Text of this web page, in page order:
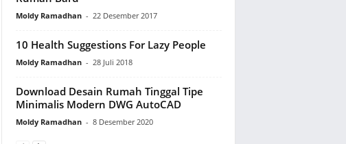
Moldy Ramadhan - 22 Desember 2017
10 Health Suggestions For Lazy People
Moldy Ramadhan - 28 Juli 2018
Download Desain Rumah Tinggal Tipe
Minimalis Modern DWG AutoCAD
Moldy Ramadhan - 8 Desember 2020